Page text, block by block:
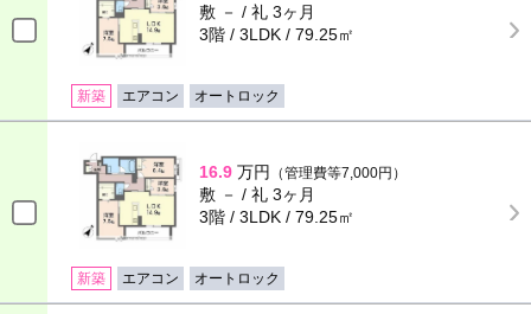
敷 － / 礼 3ヶ月
3階 / 3LDK / 79.25㎡
新築 エアコン オートロック
16.9 万円 （管理費等7,000円）
敷 － / 礼 3ヶ月
3階 / 3LDK / 79.25㎡
新築 エアコン オートロック